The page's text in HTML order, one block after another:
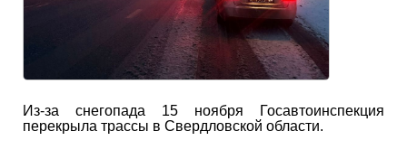
Из-за снегопада 15 ноября Госавтоинспекция
перекрыла трассы в Свердловской области.